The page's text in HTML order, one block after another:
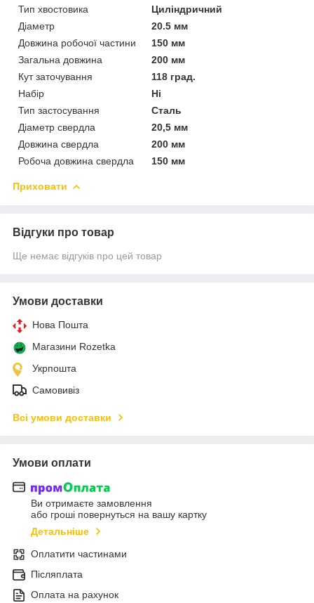
Тип хвостовика
Циліндричний
Діаметр
20.5 мм
Довжина робочої частини
150 мм
Загальна довжина
200 мм
Кут заточування
118 град.
Набір
Ні
Тип застосування
Сталь
Діаметр свердла
20,5 мм
Довжина свердла
200 мм
Робоча довжина свердла
150 мм
Приховати
Відгуки про товар
Ще немає відгуків про цей товар
Умови доставки
Нова Пошта
Магазини Rozetka
Укрпошта
Самовивіз
Всі умови доставки
Умови оплати
Ви отримаєте замовлення
або гроші повернуться на вашу картку
Детальніше
Оплатити частинами
Післяплата
Оплата на рахунок